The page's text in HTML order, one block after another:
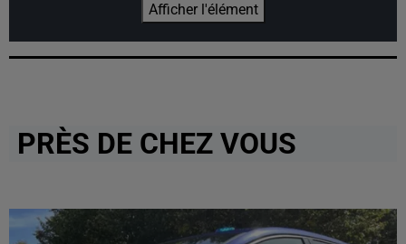
Afficher l'élément
PRÈS DE CHEZ VOUS